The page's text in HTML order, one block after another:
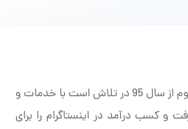
اینبو با سابقه فعالیت مداوم از سال 95 در تلاش است با خدمات و
و کسب درآمد در اینستاگرام را برای